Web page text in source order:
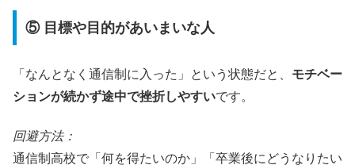
⑤ 目標や目的があいまいな人
「なんとなく通信制に入った」という状態だと、 モチベー
ションが続かず途中で挫折しやすいです。
回避方法：
通信制高校で「何を得たいのか」「卒業後にどうなりたい